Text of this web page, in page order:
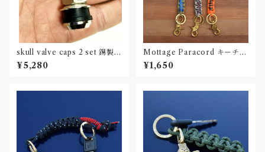
skull valve caps 2 set 錫製ス
カルバルブキャップ
¥5,280
Mottage Paracord キーチェ
ーン 003
¥1,650